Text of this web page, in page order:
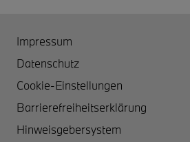
Impressum
Datenschutz
Cookie-Einstellungen
Barrierefreiheitserklärung
Hinweisgebersystem